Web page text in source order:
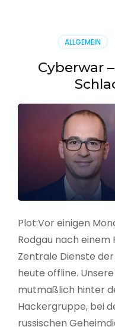
ALLGEMEIN
Cyberwar
Plot:Vor einigen
Rodgau nach
Zentrale Dienste
heute offline.
mutmaßlich hinter
Hackergruppe, bei
russischen